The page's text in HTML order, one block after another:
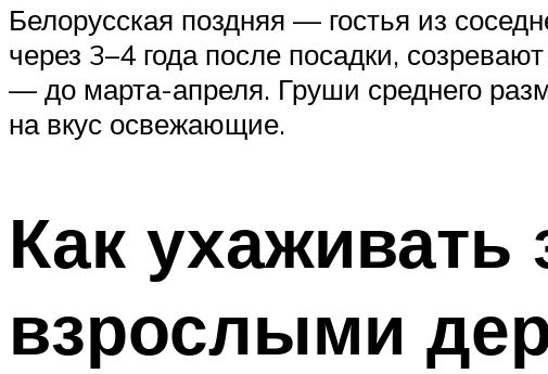
Белорусская поздняя — гостья из
через 3–4 года после посадки,
— до марта-апреля. Груши среднего
на вкус освежающие.
Как
взрослыми